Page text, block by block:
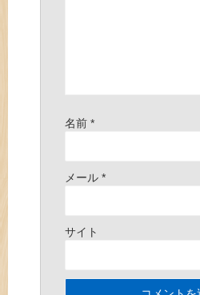
名前 *
メール *
サイト